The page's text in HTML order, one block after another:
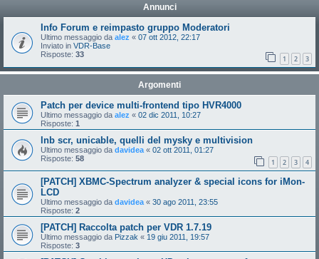
Annunci
Info Forum e reimpasto gruppo Moderatori
Ultimo messaggio da alez « 07 ott 2012, 22:17
Inviato in VDR-Base
Risposte: 33 1 2 3
Argomenti
Patch per device multi-frontend tipo HVR4000
Ultimo messaggio da alez « 02 dic 2011, 10:27
Risposte: 1
lnb scr, unicable, quelli del mysky e multivision
Ultimo messaggio da davidea « 02 ott 2011, 01:27
Risposte: 58 1 2 3 4
[PATCH] XBMC-Spectrum analyzer & special icons for iMon-
LCD
Ultimo messaggio da davidea « 30 ago 2011, 23:55
Risposte: 2
[PATCH] Raccolta patch per VDR 1.7.19
Ultimo messaggio da Pizzak « 19 giu 2011, 19:57
Risposte: 3